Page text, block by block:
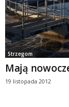
Strzegom
Mają
19 listopada 2012